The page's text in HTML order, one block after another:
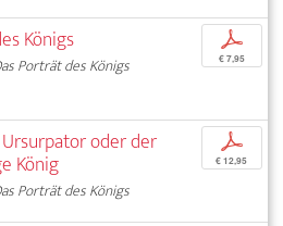
Königs
Porträt des Königs
p
€ 7,95
oder der
König
Porträt des Königs
p
€ 12,95